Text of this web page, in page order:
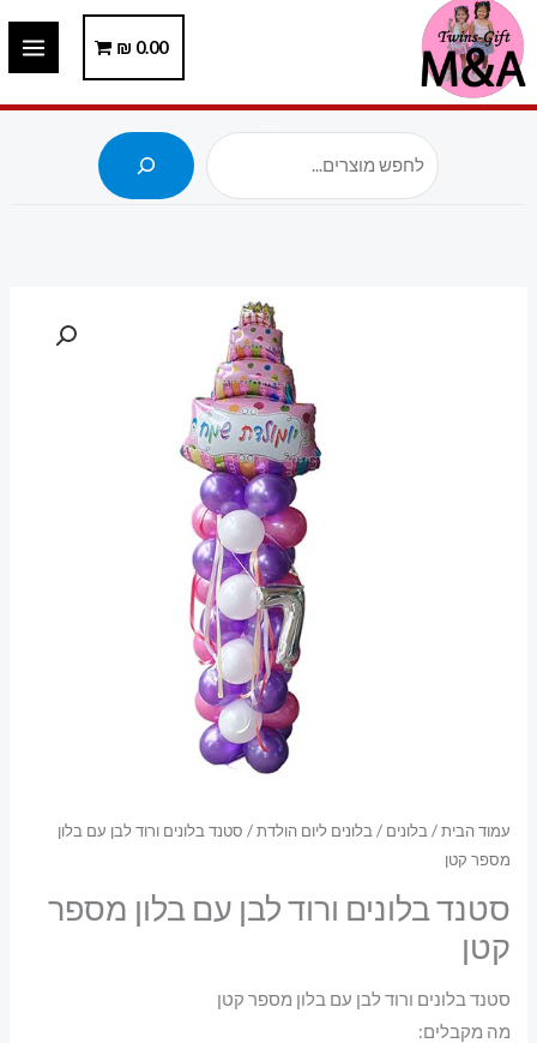
דילוג
לתוכן
0.00
₪
עמוד הבית/ בלונים / בלונים ליום הולדת/ סטנד בלונים ורוד לבן עם בלון
מספר קטן
סטנד בלונים ורוד לבן עם בלון מספר
קטן
סטנד בלונים ורוד לבן עם בלון מספר קטן
מה מקבלים: